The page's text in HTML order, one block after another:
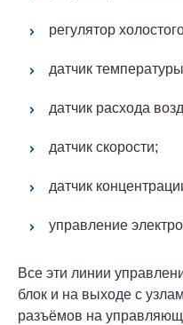
регулятор
датчик
датчик расхода
датчик скорости;
датчик
управление
Все эти линии
блок и на выходе с
разъёмов на